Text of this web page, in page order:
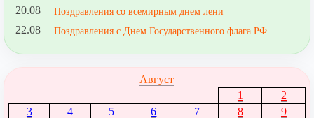
20.08 Поздравления со всемирным днем лени
22.08 Поздравления с Днем Государственного флага РФ
Август
1
2
3
4 5 6 7 8
9